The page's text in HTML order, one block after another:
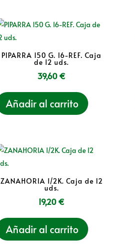
PIPARRA 150 G. 16-REF. Caja
de 12 uds.
39,60 €
Añadir al carrito
ZANAHORIA 1/2K. Caja de 12
uds.
19,20 €
Añadir al carrito